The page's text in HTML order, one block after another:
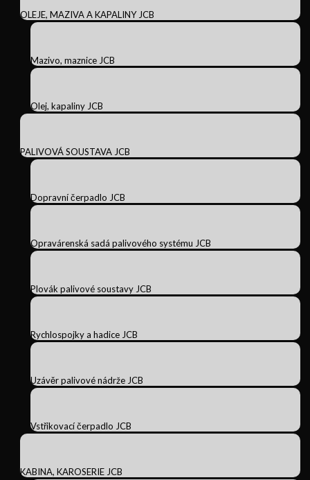
OLEJE, MAZIVA A KAPALINY JCB
Mazivo, maznice JCB
Olej, kapaliny JCB
PALIVOVÁ SOUSTAVA JCB
Dopravní čerpadlo JCB
Opravárenská sadá palivového systému JCB
Plovák palivové soustavy JCB
Rychlospojky a hadice JCB
Uzávěr palivové nádrže JCB
Vstřikovací čerpadlo JCB
KABINA, KAROSERIE JCB